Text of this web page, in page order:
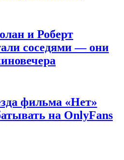
и Роберт
соседями — они
фильма «Нет»
на OnlyFans